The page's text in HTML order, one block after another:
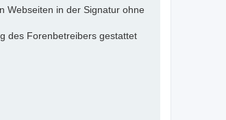
Webseiten in der Signatur ohne
des Forenbetreibers gestattet